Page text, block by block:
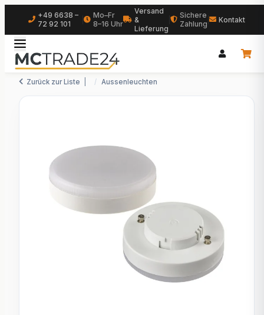
+49 6638 –
72 92 101
Mo–Fr
8–16 Uhr
Versand
&
Lieferung
Sichere
Zahlung
Kontakt
Zurück zur Liste Aussenleuchten